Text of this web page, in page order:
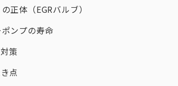
正体（EGRバルブ）
ンプの寿命
策
点